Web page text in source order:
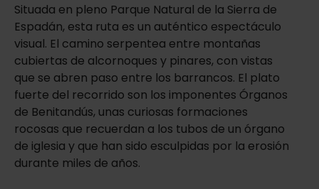
Situada en pleno Parque Natural de la Sierra de
Espadán, esta ruta es un auténtico espectáculo
visual. El camino serpentea entre montañas
cubiertas de alcornoques y pinares, con vistas
que se abren paso entre los barrancos. El plato
fuerte del recorrido son los imponentes Órganos
de Benitandús, unas curiosas formaciones
rocosas que recuerdan a los tubos de un órgano
de iglesia y que han sido esculpidas por la erosión
durante miles de años.